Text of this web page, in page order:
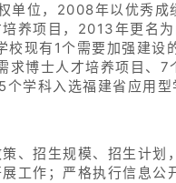
单位，2008年以优秀
养项目，2013年更名
现有1个需要加强建
求博士人才培养项目、
学科入选福建省应用型
、招生规模、招生计
工作；严格执行信息公